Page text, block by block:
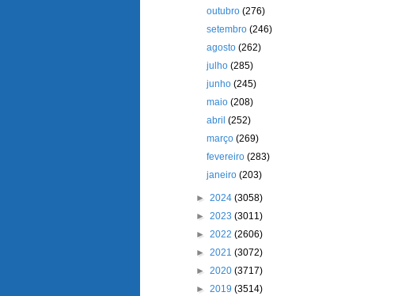
outubro(276)
setembro(246)
agosto(262)
julho(285)
junho(245)
maio(208)
abril(252)
março(269)
fevereiro(283)
janeiro(203)
► 2024 (3058)
► 2023 (3011)
► 2022 (2606)
► 2021 (3072)
► 2020 (3717)
► 2019 (3514)